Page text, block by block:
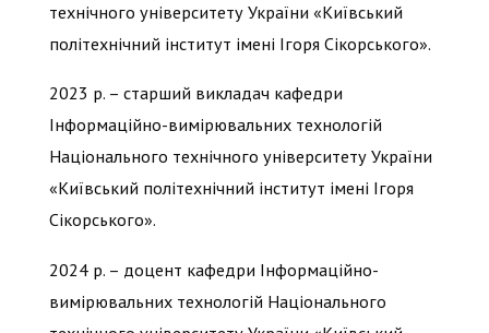
технічного університету України «Київський
політехнічний інститут імені Ігоря Сікорського».
2023 р. – старший викладач кафедри
Інформаційно-вимірювальних технологій
Національного технічного університету України
«Київський політехнічний інститут імені Ігоря
Сікорського».
2024 р. – доцент кафедри Інформаційно-
вимірювальних технологій Національного